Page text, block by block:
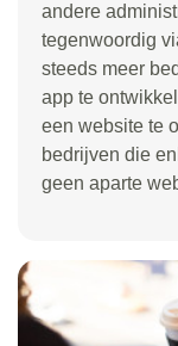
andere
tegenwoordig
steeds meer
app te
een website te
bedrijven die
geen aparte